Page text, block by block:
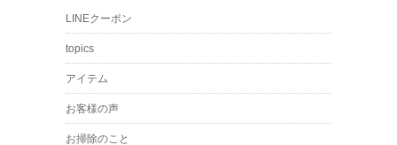
LINEクーポン
topics
アイテム
お客様の声
お掃除のこと